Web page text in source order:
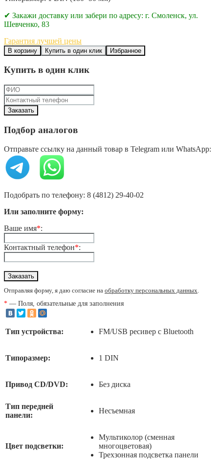
✔ Закажи доставку или забери по адресу: г. Смоленск, ул.
Шевченко, 83
Гарантия лучшей цены
В корзину Купить в один клик Избранное
Купить в один клик
Подбор аналогов
Отправьте ссылку на данный товар в Telegram или WhatsApp:
Подобрать по телефону: 8 (4812) 29-40-02
Или заполните форму:
Ваше имя*:
Контактный телефон*:
Отправляя форму, я даю согласие на обработку персональных данных.
* — Поля, обязательные для заполнения
Тип устройства: FM/USB ресивер с Bluetooth
Типоразмер: 1 DIN
Привод CD/DVD: Без диска
Тип передней
панели:
Несъемная
Цвет подсветки:
Мультиколор (сменная
многоцветовая)
Трехзонная подсветка панели